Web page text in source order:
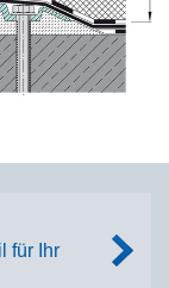
für Ihr